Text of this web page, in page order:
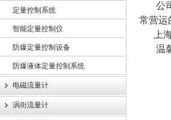
定量控制系统
智能定量控制仪
防爆定量控制设备
防爆液体定量控制系统
电磁流量计
涡街流量计
公司
常营运
上海
温馨